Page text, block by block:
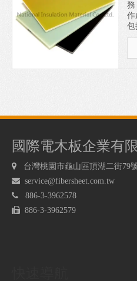
務
作
包
電
結
固
國際電木板企業有
 台灣桃園市龜山區頂湖二街79
 service@fibersheet.com.tw
 886-3-3962578
 886-3-3962579